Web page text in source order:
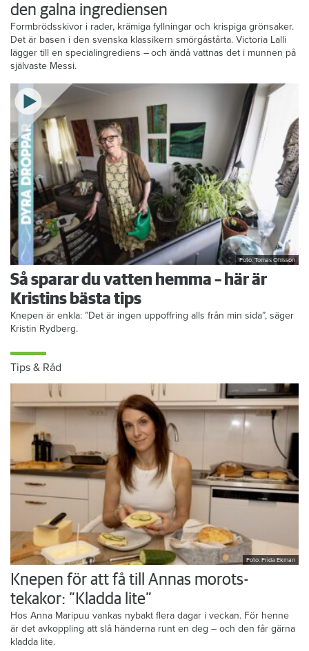
den galna ingrediensen
Formbrödsskivor i rader, krämiga fyllningar och krispiga grönsaker.
Det är basen i den svenska klassikern smörgåstårta. Victoria Lalli
lägger till en specialingrediens – och ändå vattnas det i munnen på
självaste Messi.
Foto: Tomas Ohlsson
Så sparar du vatten hemma – här är
Kristins bästa tips
Knepen är enkla: ”Det är ingen uppoffring alls från min sida”, säger
Kristin Rydberg.
Tips & Råd
Foto: Frida Ekman
Knepen för att få till Annas morots-
tekakor: ”Kladda lite”
Hos Anna Maripuu vankas nybakt flera dagar i veckan. För henne
är det avkoppling att slå händerna runt en deg – och den får gärna
kladda lite.